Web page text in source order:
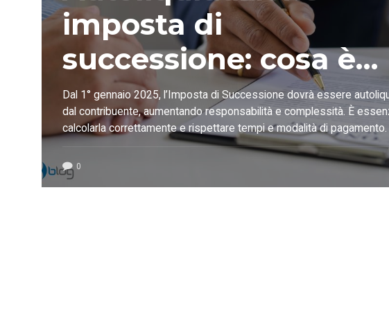
imposta di
successione: cosa è
cambiato dal
1°gennaio 2025
Dal 1° gennaio 2025, l’Imposta di Successione dovrà essere
dal contribuente, aumentando responsabilità e complessità. È
calcolarla correttamente e rispettare tempi e modalità di
supportare i professionisti del settore e , Blumatica offre strumenti
dedicati, come il software SuccessOne e il manuale “La
Successione da zero”.
0